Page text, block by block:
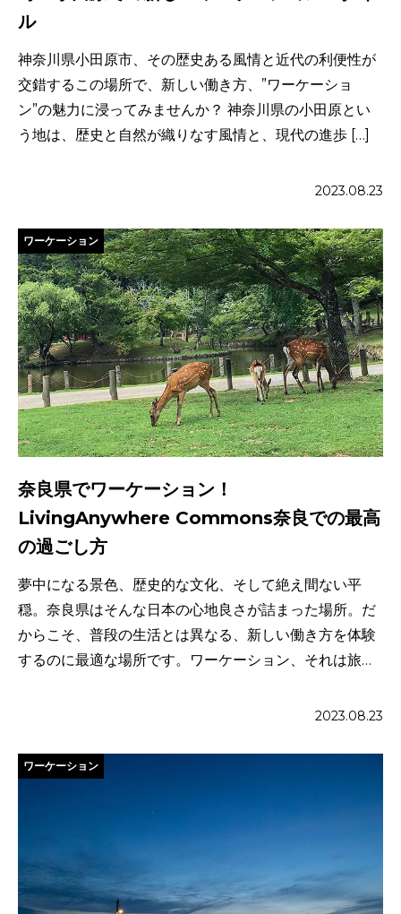
ル
神奈川県小田原市、その歴史ある風情と近代の利便性が
交錯するこの場所で、新しい働き方、”ワーケーショ
ン”の魅力に浸ってみませんか？ 神奈川県の小田原とい
う地は、歴史と自然が織りなす風情と、現代の進歩 […]
2023.08.23
ワーケーション
奈良県でワーケーション！
LivingAnywhere Commons奈良での最高
の過ごし方
夢中になる景色、歴史的な文化、そして絶え間ない平
穏。奈良県はそんな日本の心地良さが詰まった場所。だ
からこそ、普段の生活とは異なる、新しい働き方を体験
するのに最適な場所です。ワーケーション、それは旅行
2023.08.23
ワーケーション